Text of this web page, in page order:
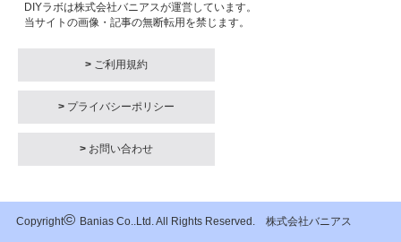
DIYラボは株式会社バニアスが運営しています。
当サイトの画像・記事の無断転用を禁じます。
> ご利用規約
> プライバシーポリシー
> お問い合わせ
Copyright© Banias Co..Ltd. All Rights Reserved. 株式会社バニアス